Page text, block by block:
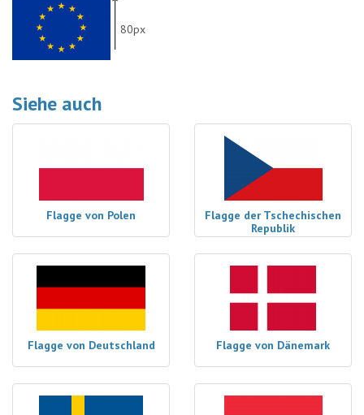
80px
Siehe auch
Flagge von Polen
Flagge der Tschechischen
Republik
Flagge von Deutschland Flagge von Dänemark